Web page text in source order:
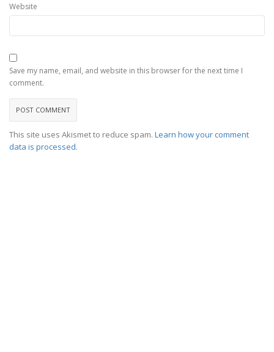
Website
Save my name, email, and website in this browser for the next time I
comment.
This site uses Akismet to reduce spam. Learn how your comment
data is processed.